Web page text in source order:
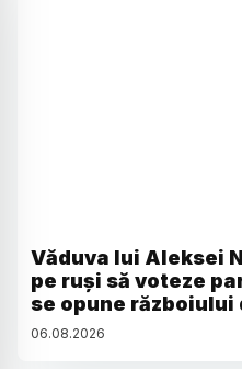
Văduva lui Aleksei
pe ruși să voteze
se opune războiului
06.08.2026